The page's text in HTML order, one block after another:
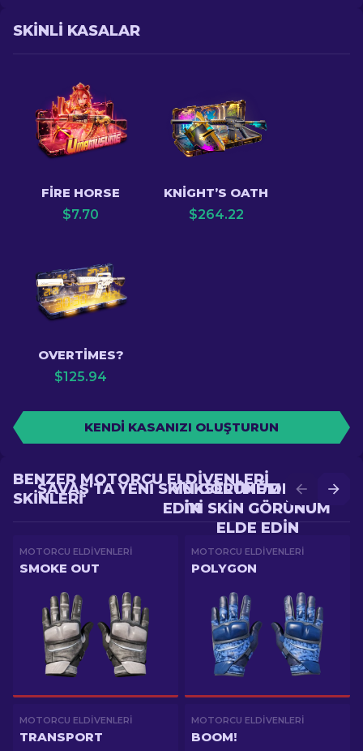
SKINLI KASALAR
FIRE HORSE
$7.70
KNIGHT’S OATH
$264.22
OVERTIMES?
$125.94
KENDI KASANIZI OLUŞTURUN
YÜKSELTME'DE DAHA
IYI SKIN GÖRÜNÜM
ELDE EDIN
SAVAŞ'TA YENI SKIN GÖRÜNÜM ELDE
EDIN
BENZER MOTORCU ELDIVENLERI
SKINLERI
MOTORCU ELDIVENLERI
SMOKE OUT
MOTORCU ELDIVENLERI
POLYGON
MOTORCU ELDIVENLERI
TRANSPORT
MOTORCU ELDIVENLERI
BOOM!